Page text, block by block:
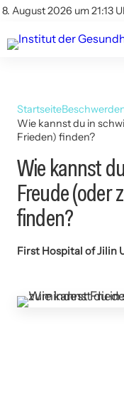
8. August 2026 um 21:13
Kontakt
Kontakt
AGBs
Startseite
Wie kannst du in
Frieden) finden?
Wie kannst
Freude (oder
finden?
First Hospital of Jilin